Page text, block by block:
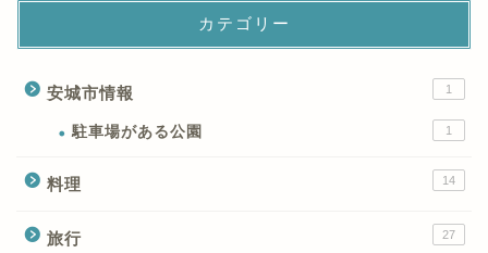
カテゴリー
安城市情報 1
駐車場がある公園 1
料理 14
旅行 27